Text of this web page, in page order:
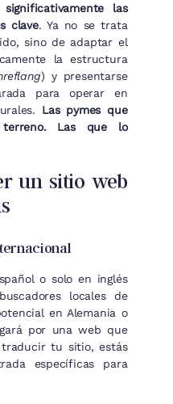
significativamente las
clave. Ya no se trata
sino de adaptar el
la estructura
) y presentarse
para operar en
Las pymes que
Las que lo
un sitio web
o solo en inglés
locales de
en Alemania o
por una web que
tu sitio, estás
específicas para